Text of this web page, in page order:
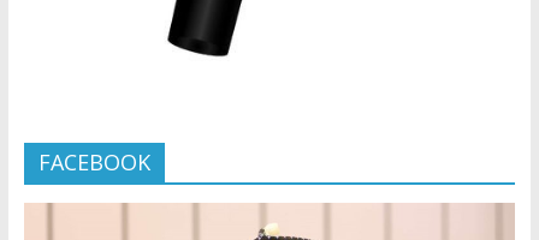
FACEBOOK